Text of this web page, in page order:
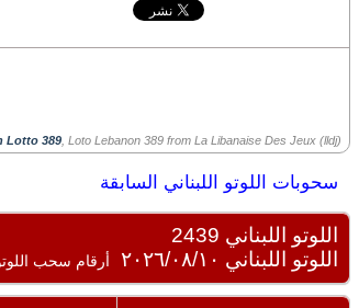
Lotto 389, Loto Lebanon 389 from La Libanaise Des Jeux (lldj)
سحوبات اللوتو اللبناني السابقة
اللوتو اللبناني 2439
اللوتو اللبناني ٢٠٢٦/٠٨/١٠
أرقام سحب اللوتو اللبناني ٢٤٣٩,